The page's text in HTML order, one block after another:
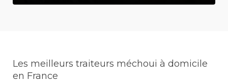
Les meilleurs traiteurs méchoui à domicile
en France